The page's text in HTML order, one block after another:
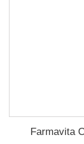
Farmavita